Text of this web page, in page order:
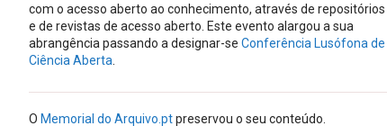
com o acesso aberto ao conhecimento, através de repositórios
e de revistas de acesso aberto. Este evento alargou a sua
abrangência passando a designar-se Conferência Lusófona de
Ciência Aberta
O Memorial do Arquivo.ptpreservou o seu conteúdo.